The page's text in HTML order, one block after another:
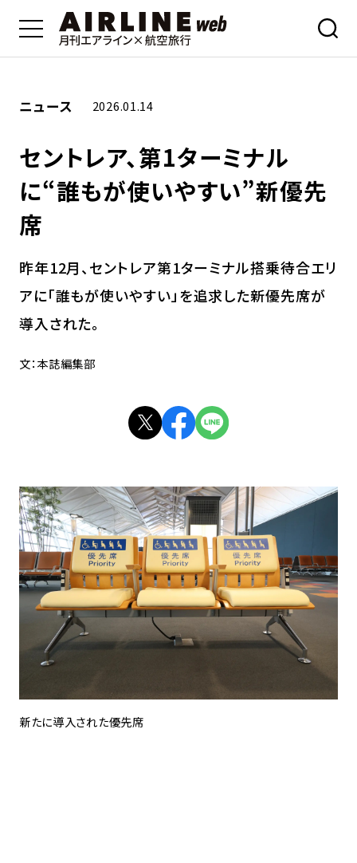
ニュース 2026.01.14
セントレア、第1ターミナル
に“誰もが使いやすい”新優先
席
昨年12月、セントレア第1ターミナル搭乗待合エリ
アに「誰もが使いやすい」を追求した新優先席が
導入された。
文：本誌編集部
新たに導入された優先席